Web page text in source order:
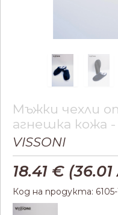
Мъжки чехли
агнешка кожа
VISSONI
18.41 € (36.01
Код на продукта: 6105-